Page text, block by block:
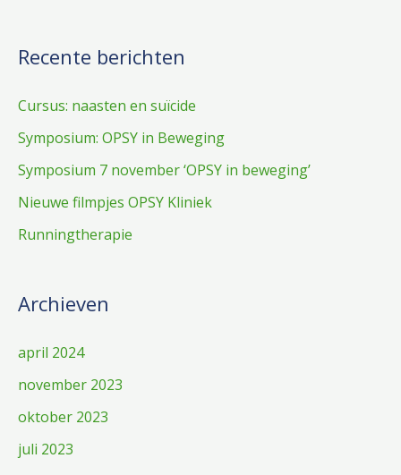
Recente berichten
Cursus: naasten en suïcide
Symposium: OPSY in Beweging
Symposium 7 november ‘OPSY in beweging’
Nieuwe filmpjes OPSY Kliniek
Runningtherapie
Archieven
april 2024
november 2023
oktober 2023
juli 2023